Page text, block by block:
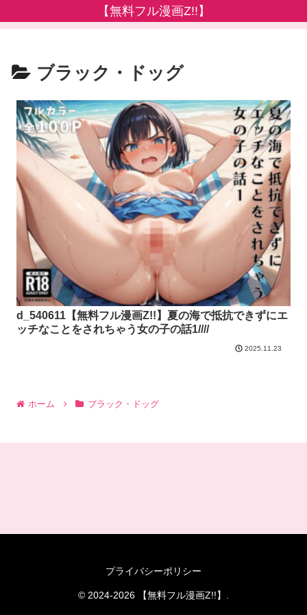
【無料フル漫画Z!!】
ブラック・ドッグ
d_540611【無料フル漫画Z!!】夏の海で抵抗できずにエ
ッチなことをされちゃう女の子の話1////
2025.11.23
ホーム ブラック・ドッグ
プライバシーポリシー
© 2024-2026 【無料フル漫画Z!!】.